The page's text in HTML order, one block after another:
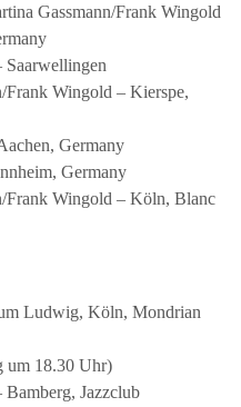
Gassmann/Frank Wingold
Saarwellingen
Frank Wingold – Kierspe,
Germany
Germany
Frank Wingold – Köln, Blanc
Ludwig, Köln, Mondrian
um 18.30 Uhr)
Jazzclub